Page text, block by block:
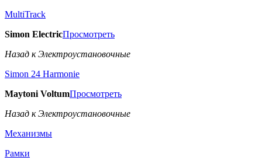
MultiTrack
Simon ElectricПросмотреть
Назад к Электроустановочные
Simon 24 Harmonie
Maytoni VoltumПросмотреть
Назад к Электроустановочные
Механизмы
Рамки